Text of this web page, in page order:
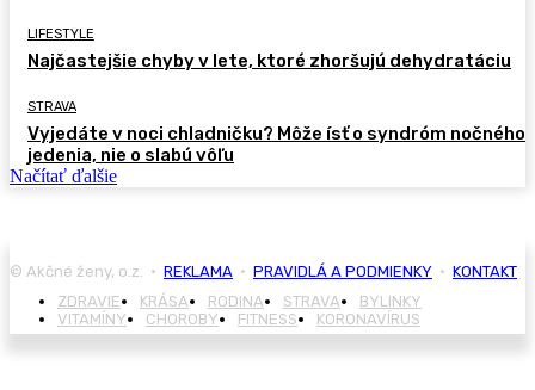
LIFESTYLE
Najčastejšie chyby v lete, ktoré zhoršujú dehydratáciu
STRAVA
Vyjedáte v noci chladničku? Môže ísť o syndróm nočného
jedenia, nie o slabú vôľu
Načítať ďalšie
© Akčné ženy, o.z. • REKLAMA • PRAVIDLÁ A PODMIENKY • KONTAKT
ZDRAVIE
KRÁSA RODINA STRAVA
BYLINKY
VITAMÍNY
CHOROBY FITNESS KORONAVÍRUS